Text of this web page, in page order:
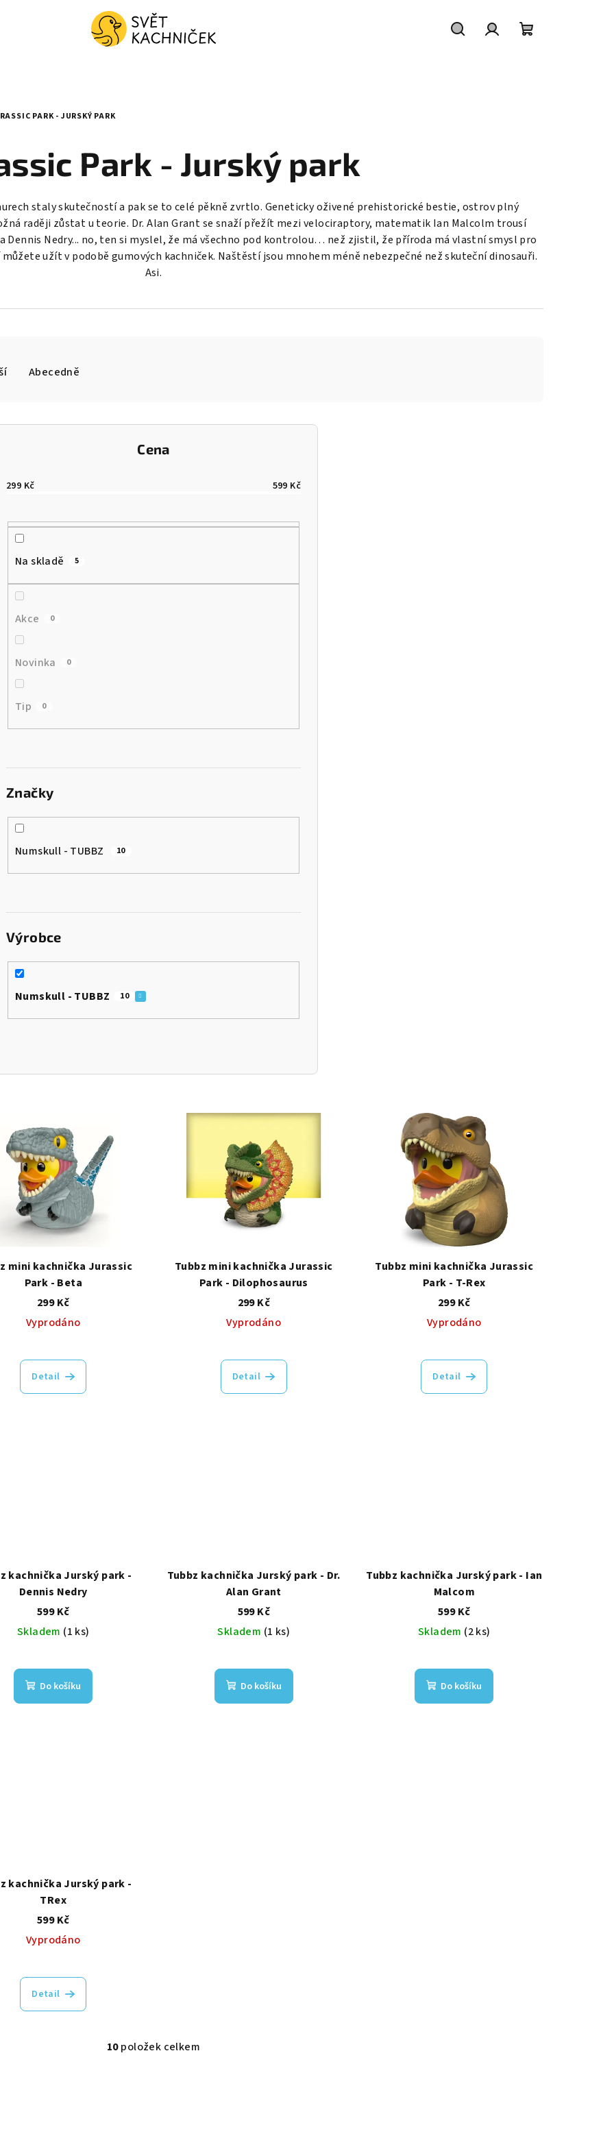
PARK - JURSKÝ PARK
Park - Jurský park
staly skutečností a pak se to celé pěkně zvrtlo. Geneticky oživené prehistorické bestie, ostrov plný
raději zůstat u teorie. Dr. Alan Grant se snaží přežít mezi velociraptory, matematik Ian Malcolm trousí
Dennis Nedry... no, ten si myslel, že má všechno pod kontrolou… než zjistil, že příroda má vlastní smysl pro
užít v podobě gumových kachniček. Naštěstí jsou mnohem méně nebezpečné než skuteční dinosauři.
Asi.
Abecedně
Cena
299 Kč 599 Kč
Na skladě 5
Akce 0
Novinka 0
Tip 0
Značky
Numskull - TUBBZ 10
Výrobce
Numskull - TUBBZ 10
mini kachnička Jurassic
Park - Beta
299 Kč
Vyprodáno
Detail
Tubbz mini kachnička Jurassic
Park - Dilophosaurus
299 Kč
Vyprodáno
Detail
Tubbz mini kachnička Jurassic
Park - T-Rex
299 Kč
Vyprodáno
Detail
kachnička Jurský park -
Dennis Nedry
599 Kč
Skladem (1 ks)
Do košíku
Tubbz kachnička Jurský park - Dr.
Alan Grant
599 Kč
Skladem (1 ks)
Do košíku
Tubbz kachnička Jurský park - Ian
Malcom
599 Kč
Skladem (2 ks)
Do košíku
kachnička Jurský park -
TRex
599 Kč
Vyprodáno
Detail
O
10položek celkem